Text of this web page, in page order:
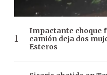
Impactante choque
camión deja dos
Esteros